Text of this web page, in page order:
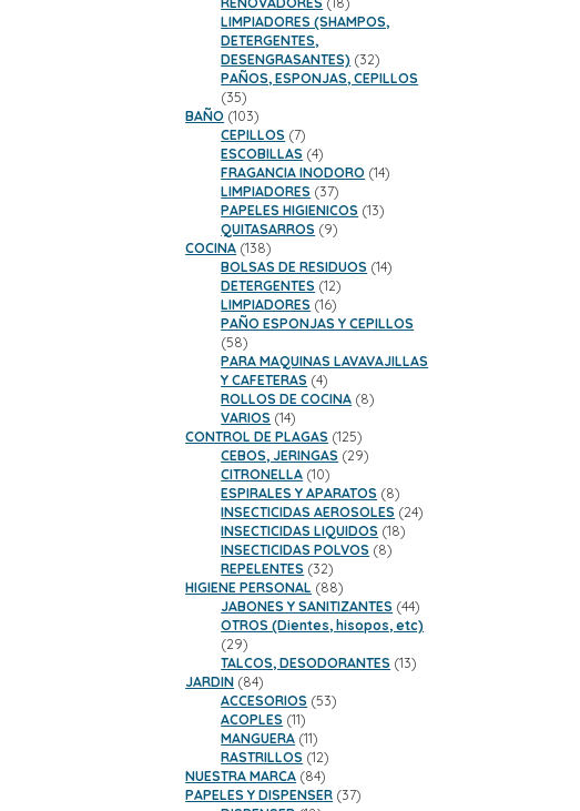
productos
LIMPIADORES (SHAMPOS,
DETERGENTES,
DESENGRASANTES) 3232
productos
PAÑOS, ESPONJAS, CEPILLOS
3535
productos
BAÑO 103103
productos
CEPILLOS 77
productos
ESCOBILLAS 44
productos
FRAGANCIA INODORO 1414
LIMPIADORES 3737
productos
PAPELES HIGIENICOS 1313
QUITASARROS 99
COCINA 138138
productos
BOLSAS DE RESIDUOS 1414
DETERGENTES 1212
productos
LIMPIADORES 1616
productos
PAÑO ESPONJAS Y CEPILLOS
5858
productos
PARA MAQUINAS LAVAVAJILLAS
Y CAFETERAS 44
productos
ROLLOS DE COCINA 88
VARIOS 1414
productos
CONTROL DE PLAGAS 125125
productos
CEBOS, JERINGAS 2929
CITRONELLA 1010
productos
ESPIRALES Y APARATOS 88
productos
INSECTICIDAS AEROSOLES 2424
INSECTICIDAS LIQUIDOS 1818
INSECTICIDAS POLVOS 88
REPELENTES 3232
productos
HIGIENE PERSONAL 8888
productos
JABONES Y SANITIZANTES 4444
productos
OTROS (Dientes, hisopos, etc)
2929
productos
TALCOS, DESODORANTES 1313
JARDIN 8484
productos
ACCESORIOS 5353
ACOPLES 1111
productos
MANGUERA 1111
productos
RASTRILLOS 1212
productos
NUESTRA MARCA 8484
productos
PAPELES Y DISPENSER 3737